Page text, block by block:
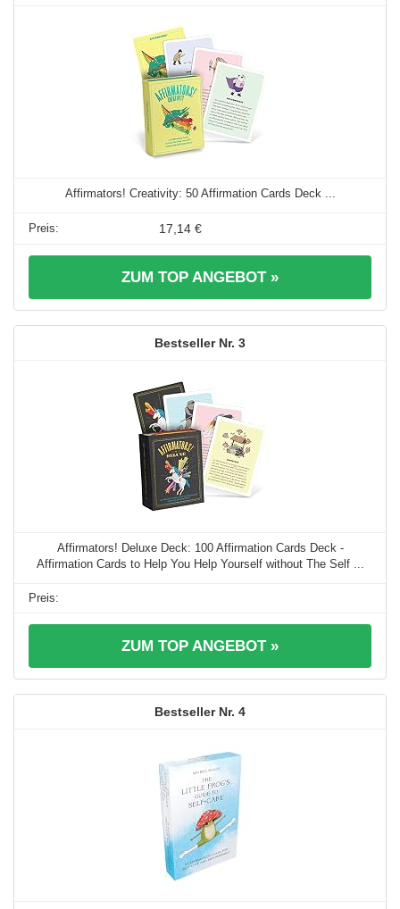
Affirmators! Creativity: 50 Affirmation Cards Deck ...
17,14 €
ZUM TOP ANGEBOT »
3
Affirmators! Deluxe Deck: 100 Affirmation Cards Deck -
Affirmation Cards to Help You Help Yourself without The Self ...
ZUM TOP ANGEBOT »
4